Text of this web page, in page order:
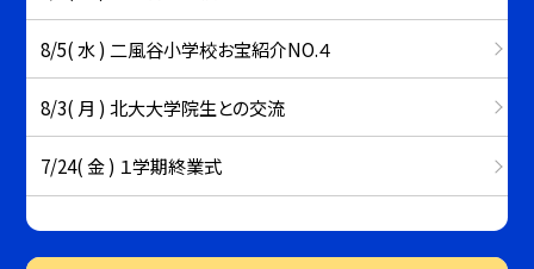
8/5( 水 ) 二風谷小学校お宝紹介NO.４
8/3( 月 ) 北大大学院生との交流
7/24( 金 ) １学期終業式